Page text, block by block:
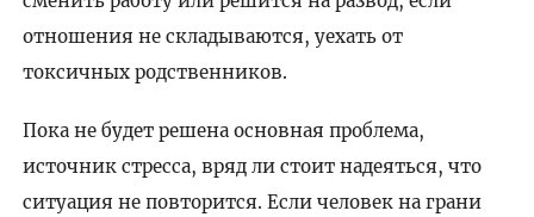
отношения не складываются, уехать от
токсичных родственников.
Пока не будет решена основная проблема,
источник стресса, вряд ли стоит надеяться, что
ситуация не повторится. Если человек на грани